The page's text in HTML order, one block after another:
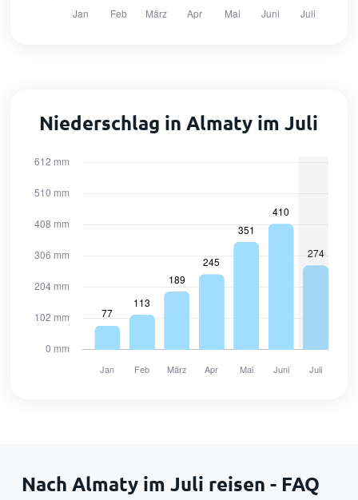
Niederschlag in Almaty im Juli
Nach Almaty im Juli reisen - FAQ